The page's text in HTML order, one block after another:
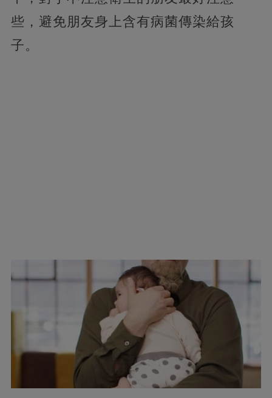
些，避免朋友身上含有病菌傳染給孩
子。